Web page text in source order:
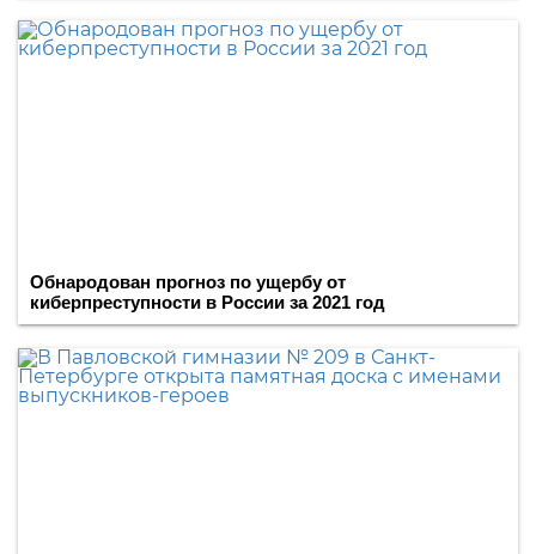
Обнародован прогноз по ущербу от
киберпреступности в России за 2021 год